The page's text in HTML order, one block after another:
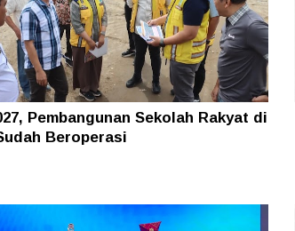
Pembangunan Sekolah Rakyat di
Beroperasi